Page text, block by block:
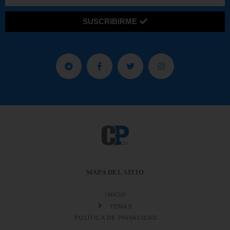
SUSCRIBIRME
MAPA DEL SITIO
INICIO
TEMAS
POLÍTICA DE PRIVACIDAD